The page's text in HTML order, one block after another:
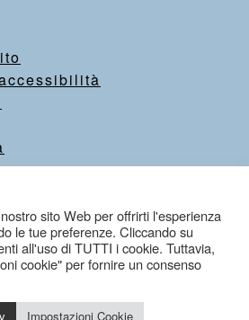
sito Web per offrirti l'esperienza
le tue preferenze. Cliccando su
all'uso di TUTTI i cookie. Tuttavia,
cookie" per fornire un consenso
Impostazioni Cookie